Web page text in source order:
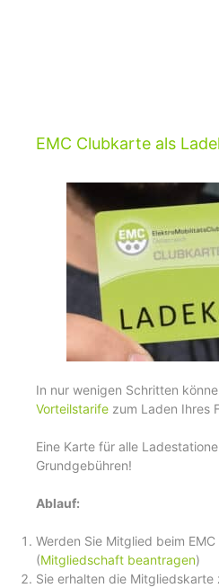
EMC Clubkarte als
In nur wenigen Schritten
Vorteilstarife zum Laden Ihres
Eine Karte für alle
Grundgebühren!
Ablauf:
Werden Sie Mitglied beim
(Mitgliedschaft beantragen)
Sie erhalten die Mitgliedskarte